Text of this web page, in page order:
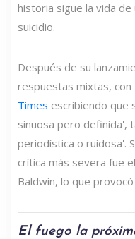
historia sigue la vida
suicidio.
Después de su
respuestas mixtas, con
Times escribiendo que
sinuosa pero definida',
periodística o ruidosa'.
crítica más severa fue
Baldwin, lo que
El fuego la